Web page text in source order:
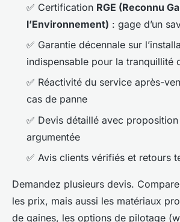
✅ Certification RGE (Reconnu
l’Environnement) : gage d’un
✅ Garantie décennale sur
indispensable pour la tranquillité
✅ Réactivité du service après-
cas de panne
✅ Devis détaillé avec
argumentée
✅ Avis clients vérifiés et retours
Demandez plusieurs devis.
les prix, mais aussi les matériaux
de gaines, les options de pilotage